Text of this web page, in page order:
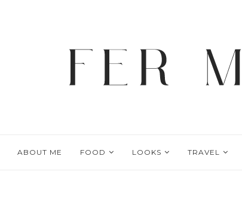
ABOUT ME FOOD LOOKS TRAVEL